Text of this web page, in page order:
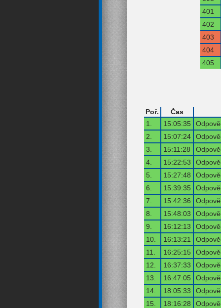
401
402
403
404
405
Poř.
Čas
1.
15:05:35
2.
15:07:24
3.
15:11:28
4.
15:22:53
5.
15:27:48
6.
15:39:35
7.
15:42:36
8.
15:48:03
9.
16:12:13
10.
16:13:21
11.
16:25:15
12.
16:37:33
13.
16:47:05
14.
18:05:33
15.
18:16:28